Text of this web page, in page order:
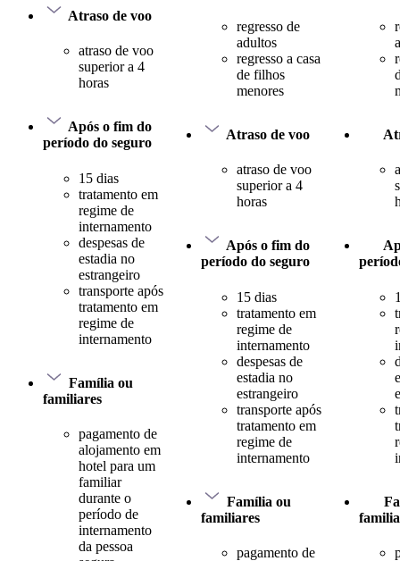
Atraso de voo
atraso de voo
superior a 4
horas
Após o fim do
período do seguro
15 dias
tratamento em
regime de
internamento
despesas de
estadia no
estrangeiro
transporte após
tratamento em
regime de
internamento
Família ou
familiares
pagamento de
alojamento em
hotel para um
familiar
durante o
período de
internamento
da pessoa
regresso de
adultos
regresso a casa
de filhos
menores
Atraso de voo
atraso de voo
superior a 4
horas
Após o fim do
período do seguro
15 dias
tratamento em
regime de
internamento
despesas de
estadia no
estrangeiro
transporte após
tratamento em
regime de
internamento
Família ou
familiares
pagamento de